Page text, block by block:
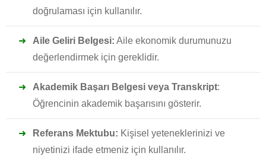
doğrulaması için kullanılır.
Aile Geliri Belgesi: Aile ekonomik durumunuzu
değerlendirmek için gereklidir.
Akademik Başarı Belgesi veya Transkript:
Öğrencinin akademik başarısını gösterir.
Referans Mektubu: Kişisel yeteneklerinizi ve
niyetinizi ifade etmeniz için kullanılır.